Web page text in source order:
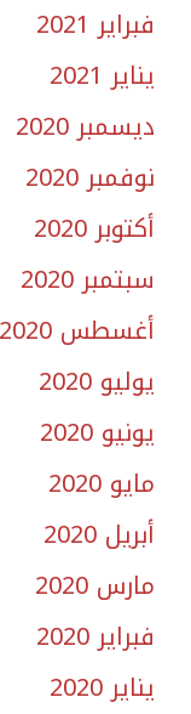
فبراير 2021
يناير 2021
ديسمبر 2020
نوفمبر 2020
أكتوبر 2020
سبتمبر 2020
أغسطس 2020
يوليو 2020
يونيو 2020
مايو 2020
أبريل 2020
مارس 2020
فبراير 2020
يناير 2020